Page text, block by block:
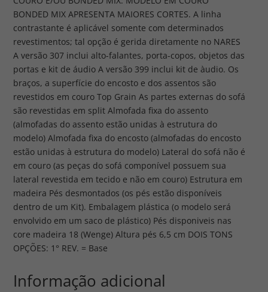
BONDED MIX APRESENTA MAIORES CORTES. A linha
contrastante é aplicável somente com determinados
revestimentos; tal opção é gerida diretamente no NARES
A versão 307 inclui alto-falantes, porta-copos, objetos das
portas e kit de áudio A versão 399 inclui kit de àudio. Os
braços, a superfície do encosto e dos assentos são
revestidos em couro Top Grain As partes externas do sofá
são revestidas em split Almofada fixa do assento
(almofadas do assento estão unidas à estrutura do
modelo) Almofada fixa do encosto (almofadas do encosto
estão unidas à estrutura do modelo) Lateral do sofá não é
em couro (as peças do sofá componível possuem sua
lateral revestida em tecido e não em couro) Estrutura em
madeira Pés desmontados (os pés estão disponíveis
dentro de um Kit). Embalagem plástica (o modelo será
envolvido em um saco de plástico) Pés disponiveis nas
core madeira 18 (Wenge) Altura pés 6,5 cm DOIS TONS
OPÇÕES: 1° REV. = Base
Informação adicional